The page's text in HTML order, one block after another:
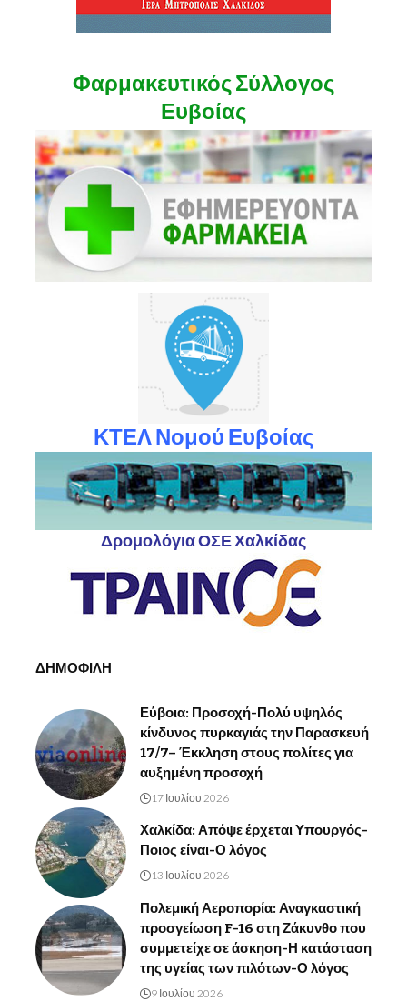
Φαρμακευτικός Σύλλογος
Ευβοίας
ΚΤΕΛ Νομού Ευβοίας
Δρομολόγια ΟΣΕ Χαλκίδας
ΔΗΜΟΦΙΛΗ
Εύβοια: Προσοχή-Πολύ υψηλός
κίνδυνος πυρκαγιάς την Παρασκευή
17/7– Έκκληση στους πολίτες για
αυξημένη προσοχή
17 Ιουλίου 2026
Χαλκίδα: Απόψε έρχεται Υπουργός-
Ποιος είναι-Ο λόγος
13 Ιουλίου 2026
Πολεμική Αεροπορία: Αναγκαστική
προσγείωση F-16 στη Ζάκυνθο που
συμμετείχε σε άσκηση-Η κατάσταση
της υγείας των πιλότων-Ο λόγος
9 Ιουλίου 2026